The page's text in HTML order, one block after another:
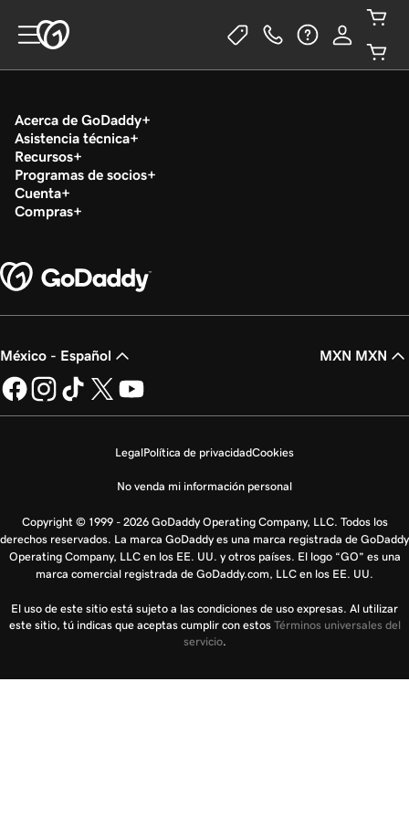
Acerca de GoDaddy
Asistencia técnica
Recursos
Programas de socios
Cuenta
Compras
México - Español MXN MXN
LegalPolítica de privacidadCookies
No venda mi información personal
Copyright © 1999 - 2026 GoDaddy Operating Company, LLC. Todos los
derechos reservados. La marca GoDaddy es una marca registrada de GoDaddy
Operating Company, LLC en los EE. UU. y otros países. El logo “GO” es una
marca comercial registrada de GoDaddy.com, LLC en los EE. UU.
El uso de este sitio está sujeto a las condiciones de uso expresas. Al utilizar
este sitio, tú indicas que aceptas cumplir con estos Términos universales del
servicio.